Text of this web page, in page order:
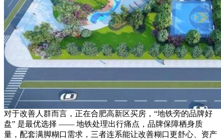
对于改善人群而言，正在合肥高新区买房，“地铁旁的品牌好
盘” 是最优选择 —— 地铁处理出行痛点，品牌保障栖身质
量，配套满脚糊口需求，三者连系能让改善糊口更舒心、资产